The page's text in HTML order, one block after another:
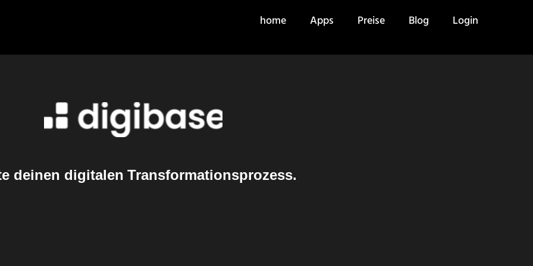
home Apps Preise Blog Login
deinen digitalen Transformationsprozess.